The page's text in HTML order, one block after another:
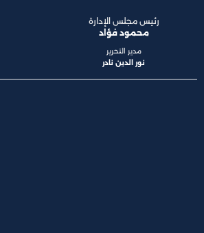
رئيس مجلس الإدارة
محمود فؤاد
مدير التحرير
نور الدين نادر